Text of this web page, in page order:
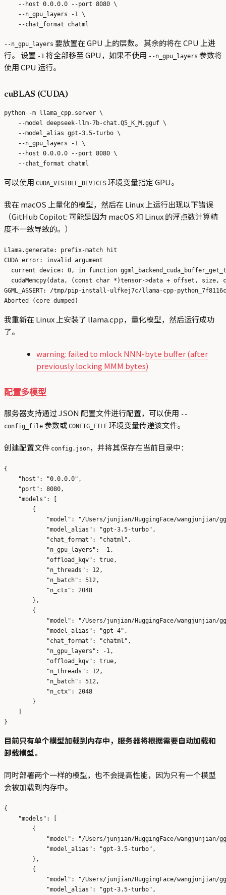
    --host 0.0.0.0 --port 8080 \
    --n_gpu_layers -1 \
--n_gpu_layers 要放置在 GPU 上的层数。 其余的将在 CPU 上进
行。 设置 -1 将全部移至 GPU，如果不使用 --n_gpu_layers 参数将
使用 CPU 运行。
cuBLAS (CUDA)
python -m llama_cpp.server \
    --model deepseek-llm-7b-chat.Q5_K_M.gguf \
    --model_alias gpt-3.5-turbo \
    --n_gpu_layers -1 \
    --host 0.0.0.0 --port 8080 \
可以使用 CUDA_VISIBLE_DEVICES 环境变量指定 GPU。
我在 macOS 上量化的模型，然后在 Linux 上运行出现以下错误
（GitHub Copilot: 可能是因为 macOS 和 Linux 的浮点数计算精
度不一致导致的。）
Llama.generate: prefix-match hit
CUDA error: invalid argument
current device: 0, in function
cudaMemcpy(data, (const char *)tensor->data + offset, size,
GGML_ASSERT: /tmp/pip-install-ulfkej7c/llama-cpp-
我重新在 Linux 上安装了 llama.cpp，量化模型，然后运行成功
了。
warning: failed to mlock NNN-byte buffer (after
previously locking MMM bytes)
配置多模型
服务器支持通过 JSON 配置文件进行配置，可以使用 --
config_file 参数或 CONFIG_FILE 环境变量传递该文件。
创建配置文件 config.json，并将其保存在当前目录中：
{
    "host": "0.0.0.0",
    "port": 8080,
    "models": [
        {
"model": "/Users/junjian/HuggingFace/wangjunjian/
            "model_alias": "gpt-3.5-turbo",
            "chat_format": "chatml",
            "n_gpu_layers": -1,
            "offload_kqv": true,
            "n_threads": 12,
            "n_batch": 512,
            "n_ctx": 2048
        },
        {
"model": "/Users/junjian/HuggingFace/wangjunjian/
            "model_alias": "gpt-4",
            "chat_format": "chatml",
            "n_gpu_layers": -1,
            "offload_kqv": true,
            "n_threads": 12,
            "n_batch": 512,
            "n_ctx": 2048
        }
目前只有单个模型加载到内存中，服务器将根据需要自动加载和
卸载模型。
同时部署两个一样的模型，也不会提高性能，因为只有一个模型
会被加载到内存中。
{
    "models": [
        {
"model": "/Users/junjian/HuggingFace/wangjunjian/
            "model_alias": "gpt-3.5-turbo",
        },
        {
"model": "/Users/junjian/HuggingFace/wangjunjian/
            "model_alias": "gpt-3.5-turbo",